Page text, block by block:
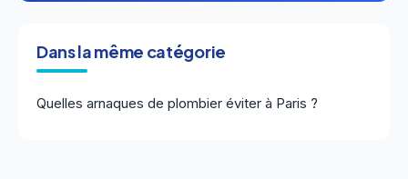
Dans la même catégorie
Quelles arnaques de plombier éviter à Paris ?